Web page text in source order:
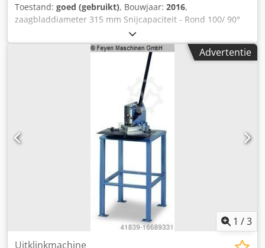
Toestand: goed (gebruikt), Bouwjaar: 2016,
zaagbladdiameter 315 mm Snijcapaciteit - Rond 100/ 90°
mm Dcjdpovxlkasfx Aanok Snijcapaciteit - vierkant 90 x 90 /
90° mm Snijcapaciteit - Rechthoek 85 x 110 / 90° mm
Snijcapaciteit - Rechthoek 85 x 85 / 45° mm Snijcapaciteit -
Rond 100 / 45° mm Snijcapaciteit - vierkant 85 x 110 /45°
mm zaagbladsnelheden 25 / 50 tpm Spanning 400 V / 50
Hz motorvermogen 1 kW Machinegewicht ca. 0,24 t
Afmetingen (lengte/breedte/hoogte) 980 x 790 x 780 mm
ongebruikte tentoonstellingsmachine, Zaag is met
basisframe, 2-snelheden motor, pneumatische
snelspanklem, materiaal stop, koelsysteem, Verstekoptie
Advertentie
1 /3
Uitklinkmachine